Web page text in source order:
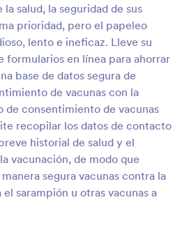
salud, la seguridad de sus
prioridad, pero el papeleo
lento e ineficaz. Lleve su
formularios en línea para ahorrar
base de datos segura de
de vacunas con la
de consentimiento de vacunas
recopilar los datos de contacto
historial de salud y el
vacunación, de modo que
segura vacunas contra la
sarampión u otras vacunas a
previa